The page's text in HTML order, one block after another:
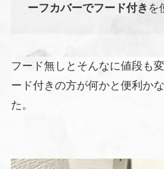
ーフカバーでフード付き を
フード無しとそんなに値段も
ード付きの方が何かと便利か
た。